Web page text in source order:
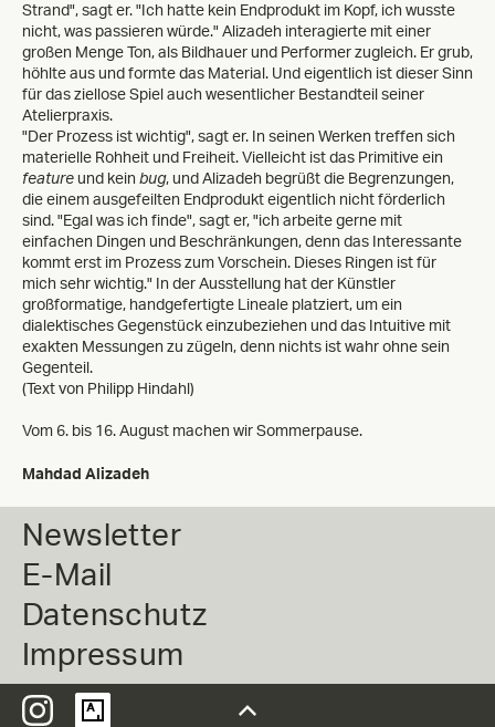
Strand", sagt er. "Ich hatte kein Endprodukt im Kopf, ich wusste
nicht, was passieren würde." Alizadeh interagierte mit einer
großen Menge Ton, als Bildhauer und Performer zugleich. Er grub,
höhlte aus und formte das Material. Und eigentlich ist dieser Sinn
für das ziellose Spiel auch wesentlicher Bestandteil seiner
Atelierpraxis.
"Der Prozess ist wichtig", sagt er. In seinen Werken treffen sich
materielle Rohheit und Freiheit. Vielleicht ist das Primitive ein
feature und kein bug, und Alizadeh begrüßt die Begrenzungen,
die einem ausgefeilten Endprodukt eigentlich nicht förderlich
sind. "Egal was ich finde", sagt er, "ich arbeite gerne mit
einfachen Dingen und Beschränkungen, denn das Interessante
kommt erst im Prozess zum Vorschein. Dieses Ringen ist für
mich sehr wichtig." In der Ausstellung hat der Künstler
großformatige, handgefertigte Lineale platziert, um ein
dialektisches Gegenstück einzubeziehen und das Intuitive mit
exakten Messungen zu zügeln, denn nichts ist wahr ohne sein
Gegenteil.
(Text von Philipp Hindahl)
Vom 6. bis 16. August machen wir Sommerpause.
Mahdad Alizadeh
Newsletter
E-Mail
Datenschutz
Impressum